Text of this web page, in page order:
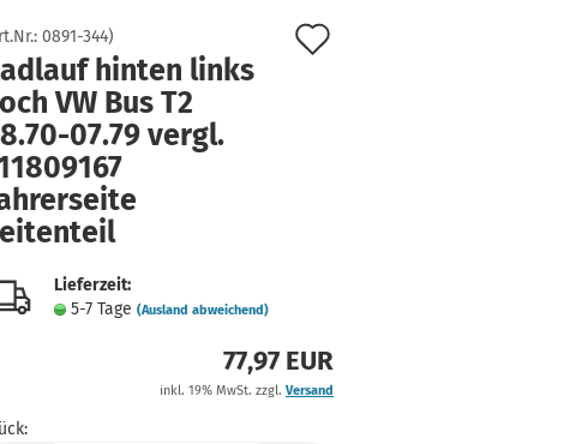
0891-344)
hinten links
VW Bus T2
07.79 vergl.
Lieferzeit:
5-7 Tage (Ausland abweichend)
77,97 EUR
inkl. 19% MwSt. zzgl. Versand